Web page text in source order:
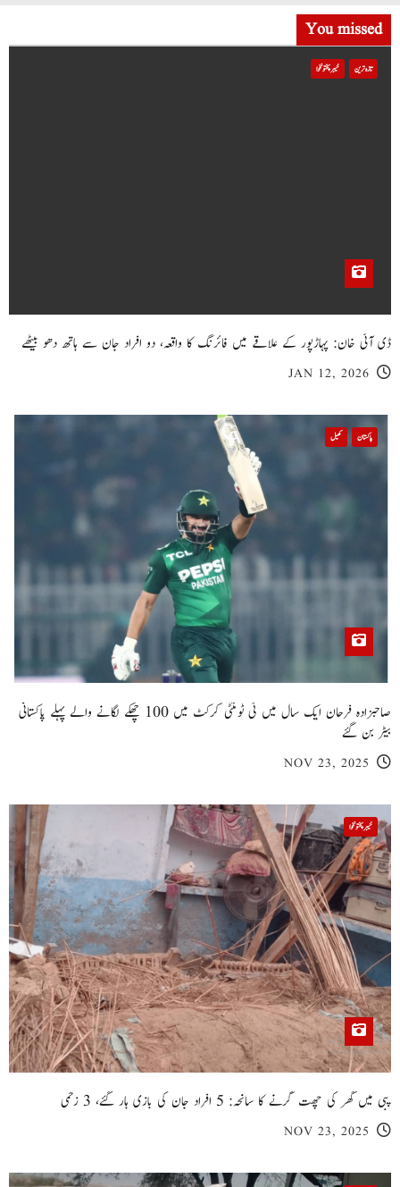
You missed
تازہ ترین خیبر پختونخوا
ڈی آئی خان: پہاڑپور کے علاقے میں فائرنگ کا واقعہ، دو افراد جان سے ہاتھ دھو بیٹھے
JAN 12, 2026
پاکستان کھیل
صاحبزادہ فرحان ایک سال میں ٹی ٹوئنٹی کرکٹ میں 100 چھکے لگانے والے پہلے پاکستانی
بیٹر بن گئے
NOV 23, 2025
خیبر پختونخوا
پبی میں گھر کی چھت گرنے کا سانحہ: 5 افراد جان کی بازی ہار گئے، 3 زخمی
NOV 23, 2025